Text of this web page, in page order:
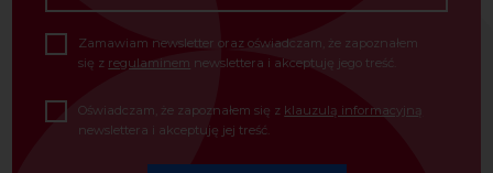
Zamawiam newsletter oraz oświadczam, że zapoznałem
się z regulaminem newslettera i akceptuję jego treść.
Oświadczam, że zapoznałem się z klauzulą informacyjną
newslettera i akceptuję jej treść.